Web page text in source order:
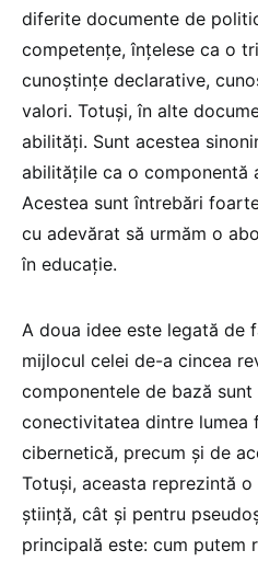
diferite documente de
competențe, înțelese ca o
cunoștințe declarative,
valori. Totuși, în alte
abilități. Sunt acestea
abilitățile ca o componentă
Acestea sunt întrebări
cu adevărat să urmăm o
în educație.
A doua idee este legată de
mijlocul celei de-a cincea
componentele de bază
conectivitatea dintre lumea
cibernetică, precum și de
Totuși, aceasta reprezintă
știință, cât și pentru
principală este: cum putem